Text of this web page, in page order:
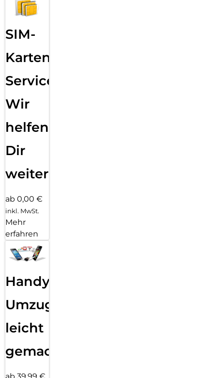
SIM-
Karten
Service:
Wir
helfen
Dir
weiter
ab 0,00 €
inkl. MwSt.
Mehr
erfahren
Handy
Umzug
leicht
gemacht!